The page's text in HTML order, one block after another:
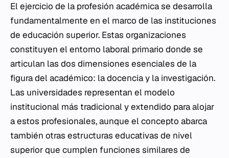
El ejercicio de la profesión académica se desarrolla
fundamentalmente en el marco de las instituciones
de educación superior. Estas organizaciones
constituyen el entorno laboral primario donde se
articulan las dos dimensiones esenciales de la
figura del académico: la docencia y la investigación.
Las universidades representan el modelo
institucional más tradicional y extendido para alojar
a estos profesionales, aunque el concepto abarca
también otras estructuras educativas de nivel
superior que cumplen funciones similares de